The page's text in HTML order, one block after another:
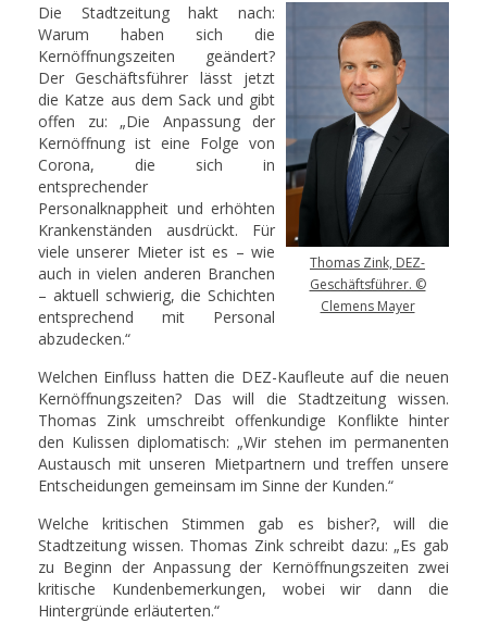
Thomas Zink, DEZ-
Geschäftsführer. ©
Clemens Mayer
Die Stadtzeitung hakt nach:
Warum haben sich die
Kernöffnungszeiten geändert?
Der Geschäftsführer lässt jetzt
die Katze aus dem Sack und gibt
offen zu: „Die Anpassung der
Kernöffnung ist eine Folge von
Corona, die sich in
entsprechender
Personalknappheit und erhöhten
Krankenständen ausdrückt. Für
viele unserer Mieter ist es – wie
auch in vielen anderen Branchen
– aktuell schwierig, die Schichten
entsprechend mit Personal
abzudecken.“
Welchen Einfluss hatten die DEZ-Kaufleute auf die neuen
Kernöffnungszeiten? Das will die Stadtzeitung wissen.
Thomas Zink umschreibt offenkundige Konflikte hinter
den Kulissen diplomatisch: „Wir stehen im permanenten
Austausch mit unseren Mietpartnern und treffen unsere
Entscheidungen gemeinsam im Sinne der Kunden.“
Welche kritischen Stimmen gab es bisher?, will die
Stadtzeitung wissen. Thomas Zink schreibt dazu: „Es gab
zu Beginn der Anpassung der Kernöffnungszeiten zwei
kritische Kundenbemerkungen, wobei wir dann die
Hintergründe erläuterten.“